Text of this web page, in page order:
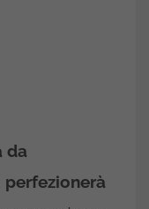
da
perfezionerà